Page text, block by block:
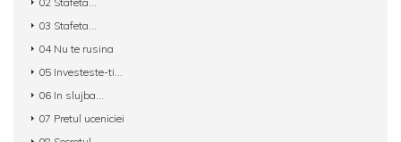
03 Stafeta...
04 Nu te rusina
05 Investeste-ti...
06 In slujba...
07 Pretul uceniciei